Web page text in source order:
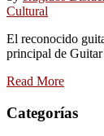
Cultural
El reconocido
principal de
Read More
Categorías